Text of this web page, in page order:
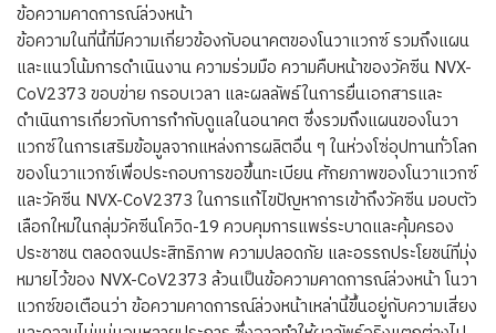
ข้อความคาดการณ์ล่วงหน้า
ข้อความในที่นี้ที่มีความเกี่ยวข้องกับอนาคตของโนวาแวกซ์ รวมถึงแผน
และแนวโน้มการดำเนินงาน ความร่วมมือ ความคืบหน้าของวัคซีน NVX-
CoV2373 ขอบข่าย กรอบเวลา และผลลัพธ์ในการยื่นเอกสารและ
ดำเนินการเกี่ยวกับการกำกับดูแลในอนาคต ซึ่งรวมถึงแผนของโนวา
แวกซ์ในการเสริมข้อมูลจากแหล่งการผลิตอื่น ๆ ในห่วงโซ่อุปทานทั่วโลก
ของโนวาแวกซ์เพื่อประกอบการขอขึ้นทะเบียน ศักยภาพของโนวาแวกซ์
และวัคซีน NVX-CoV2373 ในการแก้ไขปัญหาการเข้าถึงวัคซีน มอบตัว
เลือกใหม่ในกลุ่มวัคซีนโควิด-19 ควบคุมการแพร่ระบาดและคุ้มครอง
ประชาชน ตลอดจนประสิทธิภาพ ความปลอดภัย และอรรถประโยชน์ที่มุ่ง
หมายไว้ของ NVX-CoV2373 ล้วนเป็นข้อความคาดการณ์ล่วงหน้า โนวา
แวกซ์ขอเตือนว่า ข้อความคาดการณ์ล่วงหน้าเหล่านี้ขึ้นอยู่กับความเสี่ยง